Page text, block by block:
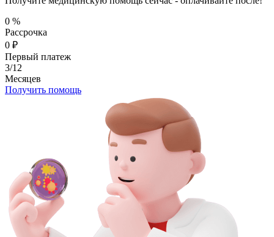
0 %
Рассрочка
0 ₽
Первый платеж
3/12
Месяцев
Получить помощь